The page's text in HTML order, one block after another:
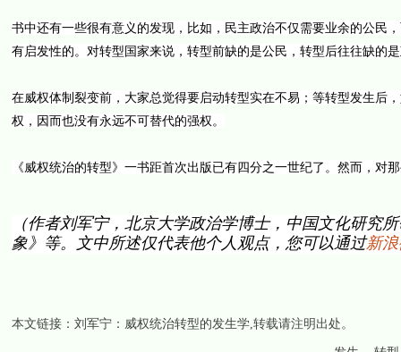
书中还有一些很有意义的发现，比如，民主政治不仅需要业余的公民
有启发性的。对转型国家来说，转型前缺的是公民，转型后往往缺的
在威权体制裂变前，大家总觉得要启动转型实在不易；等转型发生后
权，因而也没有永远不可替代的强权。
《威权统治的转型》一书距首次出版已有四分之一世纪了。然而，
（作者刘军宁，北京大学政治学博士，中国文化研究
象》等。文中所述仅代表他个人观点，您可以通过新
本文链接： 刘军宁：威权统治转型的发生学,转载请注明出处。